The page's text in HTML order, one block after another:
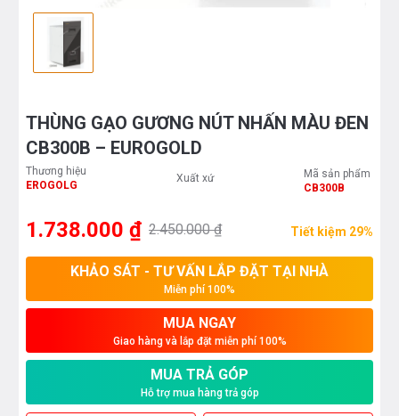
THÙNG GẠO GƯƠNG NÚT NHẤN MÀU ĐEN
CB300B – EUROGOLD
Thương hiệu
EROGOLG
Xuất xứ
Mã sản phẩm
CB300B
1.738.000 ₫ 2.450.000 ₫ Tiết kiệm 29%
KHẢO SÁT - TƯ VẤN LẮP ĐẶT TẠI NHÀ
Miễn phí 100%
MUA NGAY
Giao hàng và lắp đặt miễn phí 100%
MUA TRẢ GÓP
Hỗ trợ mua hàng trả góp